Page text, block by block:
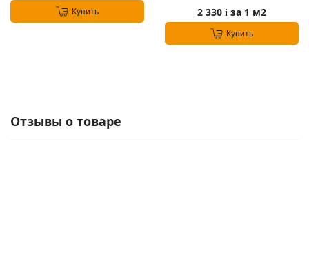
Купить 2 330 i за 1 м2
Купить
Отзывы о товаре